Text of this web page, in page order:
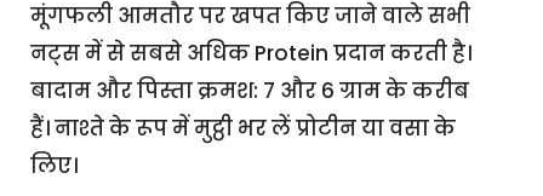
मूंगफली आमतौर पर खपत किए जाने वाले सभी
नट्स में से सबसे अधिक Protein प्रदान करती है।
बादाम और पिस्ता क्रमश: 7 और 6 ग्राम के करीब
हैं। नाश्ते के रूप में मुट्ठी भर लें प्रोटीन या वसा के
लिए।